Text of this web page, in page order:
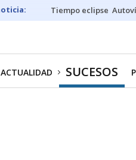
Tiempo eclipse
ACTUALIDAD SUCESOS